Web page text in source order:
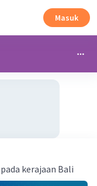
Masuk
kerajaan Bali